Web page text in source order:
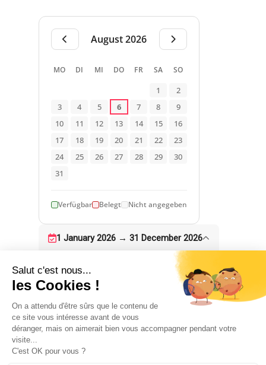
August 2026
MO DI MI DO FR SA SO
1
2
3
4 5 6 7 8
9
10
11 12 13 14 15
16
17
18 19 20 21 22
23
24
25 26 27 28 29
30
31
Verfügbar Belegt Nicht angegeben
1 January 2026 → 31 December 2026
UNTERKUNFT
2Zimmer